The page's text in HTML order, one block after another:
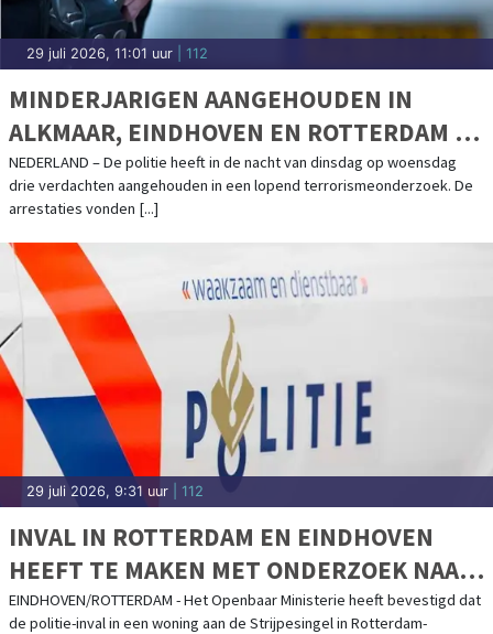
29 juli 2026, 11:01 uur | 112
MINDERJARIGEN AANGEHOUDEN IN
ALKMAAR, EINDHOVEN EN ROTTERDAM IN
ONDERZOEK NAAR TERRORISME
NEDERLAND – De politie heeft in de nacht van dinsdag op woensdag
drie verdachten aangehouden in een lopend terrorismeonderzoek. De
arrestaties vonden [...]
29 juli 2026, 9:31 uur | 112
INVAL IN ROTTERDAM EN EINDHOVEN
HEEFT TE MAKEN MET ONDERZOEK NAAR
TERRORISME
EINDHOVEN/ROTTERDAM - Het Openbaar Ministerie heeft bevestigd dat
de politie-inval in een woning aan de Strijpesingel in Rotterdam-